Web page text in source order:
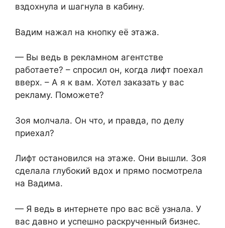
вздохнула и шагнула в кабину.
Вадим нажал на кнопку её этажа.
— Вы ведь в рекламном агентстве
работаете? – спросил он, когда лифт поехал
вверх. – А я к вам. Хотел заказать у вас
рекламу. Поможете?
Зоя молчала. Он что, и правда, по делу
приехал?
Лифт остановился на этаже. Они вышли. Зоя
сделала глубокий вдох и прямо посмотрела
на Вадима.
— Я ведь в интернете про вас всё узнала. У
вас давно и успешно раскрученный бизнес.